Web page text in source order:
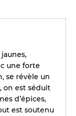
une forte
se révèle un
on est séduit
d’épices,
est soutenu